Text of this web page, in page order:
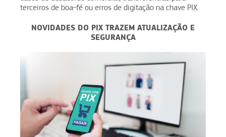
terceiros de boa-fé ou erros de digitação na chave PIX.
NOVIDADES DO PIX TRAZEM ATUALIZAÇÃO E
SEGURANÇA